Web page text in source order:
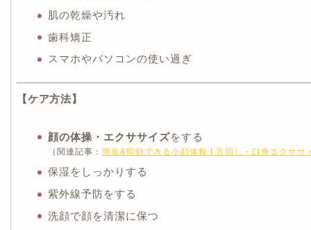
肌の乾燥や汚れ
歯科矯正
スマホやパソコンの使い過ぎ
【ケア方法】
顔の体操・エクササイズをする
（関連記事： 簡単&即効できる小顔体操 | 舌回し・口角エクササ
保湿をしっかりする
紫外線予防をする
洗顔で顔を清潔に保つ